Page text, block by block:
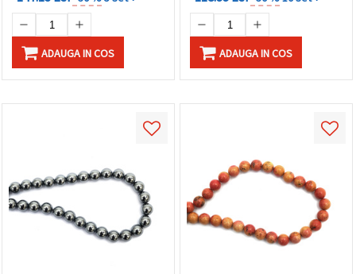
ADAUGA IN COS ADAUGA IN COS